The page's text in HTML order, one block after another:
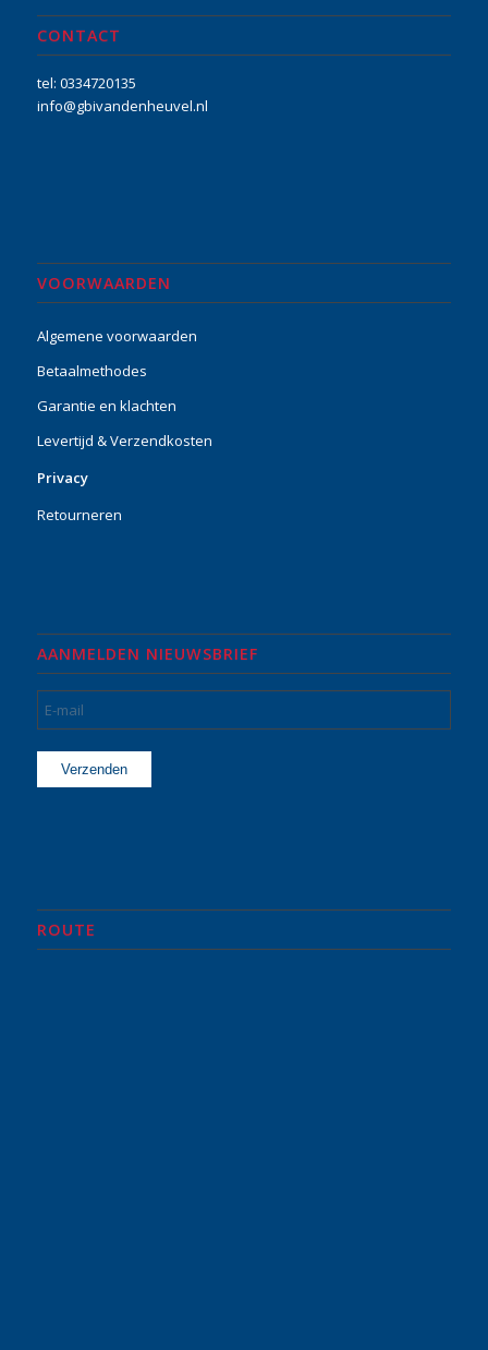
CONTACT
tel: 0334720135
info@gbivandenheuvel.nl
VOORWAARDEN
Algemene voorwaarden
Betaalmethodes
Garantie en klachten
Levertijd & Verzendkosten
Privacy
Retourneren
AANMELDEN NIEUWSBRIEF
ROUTE